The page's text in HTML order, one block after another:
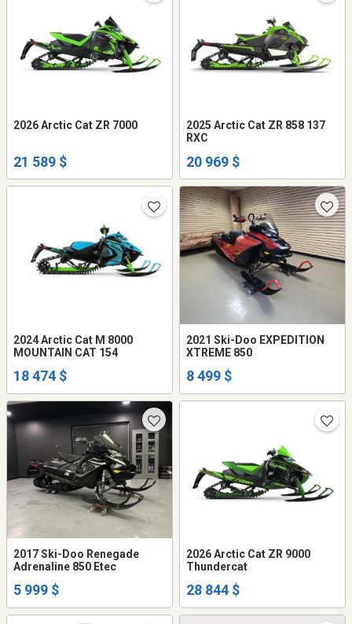
2026 Arctic Cat ZR 7000
21 589 $
2025 Arctic Cat ZR 858 137
RXC
20 969 $
2024 Arctic Cat M 8000
MOUNTAIN CAT 154
18 474 $
2021 Ski-Doo EXPEDITION
XTREME 850
8 499 $
2017 Ski-Doo Renegade
Adrenaline 850 Etec
5 999 $
2026 Arctic Cat ZR 9000
Thundercat
28 844 $